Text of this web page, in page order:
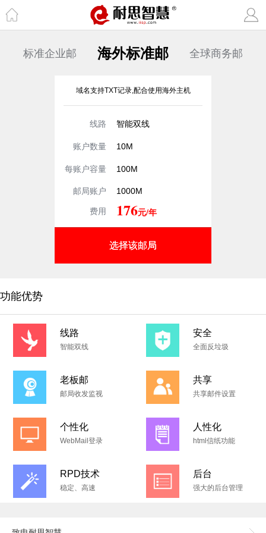
标准企业邮 海外标准邮 全球商务邮
域名支持TXT记录,配合使用海外主机
线路 智能双线
账户数量 10M
每账户容量 100M
邮局账户 1000M
费用 176元/年
选择该邮局
功能优势
线路
智能双线
安全
全面反垃圾
老板邮
邮局收发监视
共享
共享邮件设置
个性化
WebMail登录
人性化
html信纸功能
RPD技术
稳定、高速
后台
强大的后台管理